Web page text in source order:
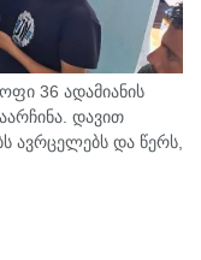
36 ადამიანის
დავით
ავრცელებს და წერს,
ზომის გემში 4